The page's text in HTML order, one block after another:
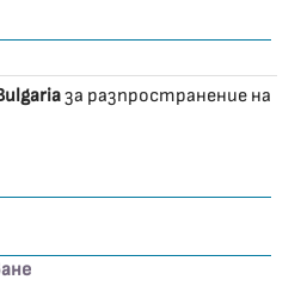
за разпространение на